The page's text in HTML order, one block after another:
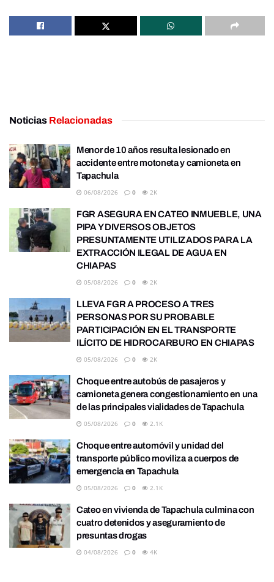
Noticias Relacionadas
Menor de 10 años resulta lesionado en
accidente entre motoneta y camioneta en
Tapachula
06/08/2026 0 2K
FGR ASEGURA EN CATEO INMUEBLE, UNA
PIPA Y DIVERSOS OBJETOS
PRESUNTAMENTE UTILIZADOS PARA LA
EXTRACCIÓN ILEGAL DE AGUA EN
CHIAPAS
05/08/2026 0 2K
LLEVA FGR A PROCESO A TRES
PERSONAS POR SU PROBABLE
PARTICIPACIÓN EN EL TRANSPORTE
ILÍCITO DE HIDROCARBURO EN CHIAPAS
05/08/2026 0 2K
Choque entre autobús de pasajeros y
camioneta genera congestionamiento en una
de las principales vialidades de Tapachula
05/08/2026 0 2.1K
Choque entre automóvil y unidad del
transporte público moviliza a cuerpos de
emergencia en Tapachula
05/08/2026 0 2.1K
Cateo en vivienda de Tapachula culmina con
cuatro detenidos y aseguramiento de
presuntas drogas
04/08/2026 0 4K